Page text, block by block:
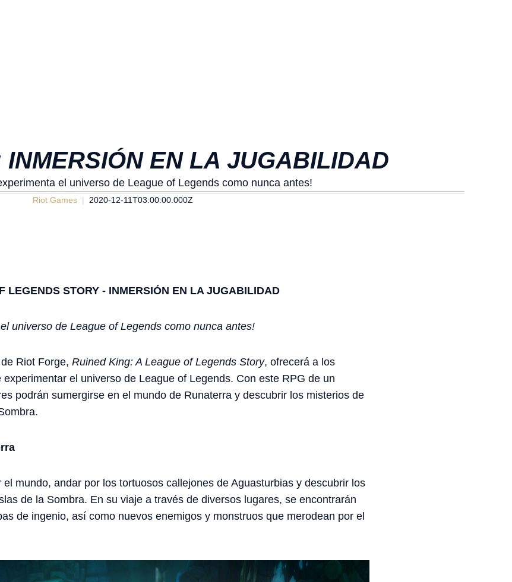
INMERSIÓN EN LA JUGABILIDAD
el universo de League of Legends como nunca antes!
Riot Games 2020-12-11T03:00:00.000Z
LEGENDS STORY - INMERSIÓN EN LA JUGABILIDAD
universo de League of Legends como nunca antes!
Riot Forge, Ruined King: A League of Legends Story, ofrecerá a los
el universo de League of Legends. Con este RPG de un
podrán sumergirse en el mundo de Runaterra y descubrir los misterios de
mundo, andar por los tortuosos callejones de Aguasturbias y descubrir los
de la Sombra. En su viaje a través de diversos lugares, se encontrarán
de ingenio, así como nuevos enemigos y monstruos que merodean por el